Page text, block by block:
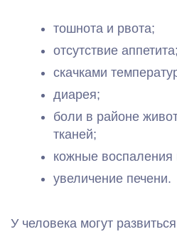
тошнота и рвота;
отсутствие аппетита;
скачками
диарея;
боли в районе
тканей;
кожные
увеличение печени.
У человека могут